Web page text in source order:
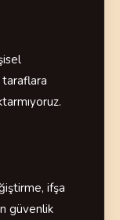
taraflara
ifşa
güvenlik